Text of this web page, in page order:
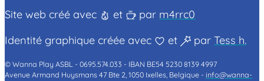
Site web créé avec
et par m4rrc0
Identité graphique créée avec
et parTess h.
© Wanna Play ASBL - 0695.574.033 - IBAN BE54 5230 8139 4997
Avenue Armand Huysmans 47 Bte 2, 1050 Ixelles, Belgique -